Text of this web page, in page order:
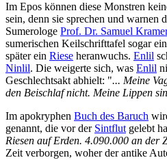
Im Epos können diese Monstren
sein, denn sie sprechen und warnen
Sumerologe Prof. Dr. Samuel
sumerischen Keilschrifttafel sogar
später ein Riese heranwuchs. Enlil
Ninlil. Die weigerte sich, was Enlil
Geschlechtsakt abhielt: "... Meine
den Beischlaf nicht. Meine Lippen
Im apokryphen Buch des Baruch
genannt, die vor der Sintflut gelebt
Riesen auf Erden. 4.090.000 an der
Zeit verborgen, woher der antike